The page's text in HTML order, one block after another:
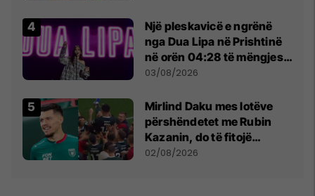
Një pleskavicë e ngrënë
nga Dua Lipa në Prishtinë
në orën 04:28 të mëngjesit
- dhe bota digjitale serbe
03/08/2026
Mirlind Daku mes lotëve
përshëndetet me Rubin
Kazanin, do të fitojë
miliona te Spartak Moska
02/08/2026